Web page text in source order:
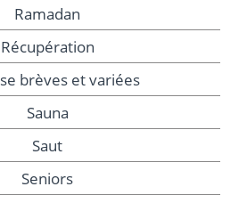
Ramadan
Récupération
brèves et variées
Sauna
Saut
Seniors